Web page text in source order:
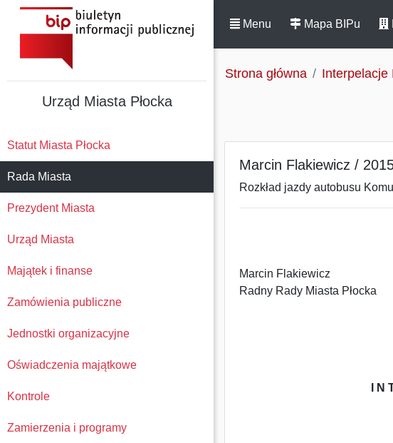
Urząd Miasta Płocka
Statut Miasta Płocka
Rada Miasta
Prezydent Miasta
Urząd Miasta
Majątek i finanse
Zamówienia publiczne
Jednostki organizacyjne
Oświadczenia majątkowe
Kontrole
Zamierzenia i programy
Menu Mapa BIPu
Strona główna Interpelacje
Marcin Flakiewicz /
Rozkład jazdy autobusu
Marcin Flakiewicz
Radny Rady Miasta Płocka
I N